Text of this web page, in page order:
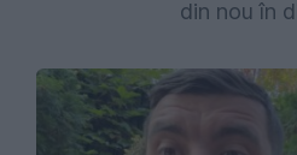
din nou în